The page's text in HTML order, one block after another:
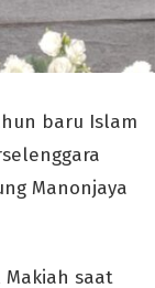
baru Islam
Manonjaya
Makiah saat